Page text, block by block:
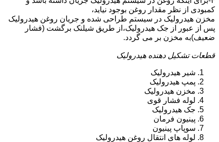
کمبودی از نظر مقدار روغن بوجود نیاید،
مخزن هیدرولیک در سیستم طراحی شده و جریان روغن هیدرولیک
پس از عبور از جک هیدرولیک،از طریق شیلنک برگشت (فشار
ضعیف)به مخزن بر می گردد.
قطعات تشکیل دهنده هیدرولیک
شیر هیدرولیک
پمپ هیدرولیک
مخزن هیدرولیک
لوله فشار قوی
جک هیدرولیک
پینیون فرمان
سوپاپ پینیون
لوله های انتقال روغن هیدرولیک